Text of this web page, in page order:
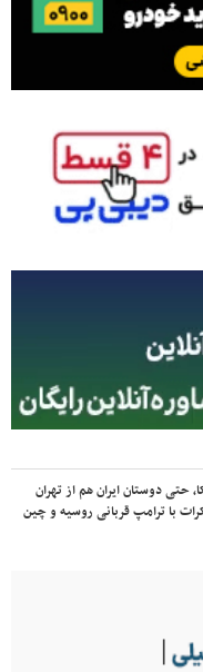
حتی دوستان ایران هم از تهران
با ترامپ قربانی روسیه و چین